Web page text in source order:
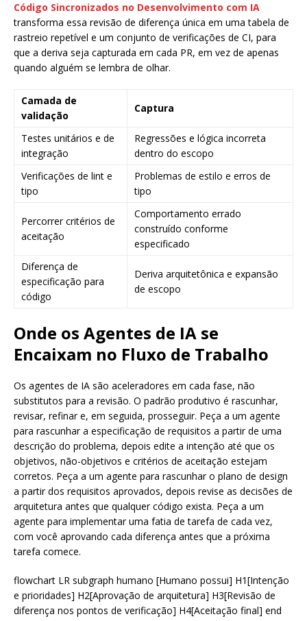
Código Sincronizados no Desenvolvimento com IA
transforma essa revisão de diferença única em uma tabela de
rastreio repetível e um conjunto de verificações de CI, para
que a deriva seja capturada em cada PR, em vez de apenas
quando alguém se lembra de olhar.
Camada de
validação
Captura
Testes unitários e de
integração
Regressões e lógica incorreta
dentro do escopo
Verificações de lint e
tipo
Problemas de estilo e erros de
tipo
Percorrer critérios de
aceitação
Comportamento errado
construído conforme
especificado
Diferença de
especificação para
código
Deriva arquitetônica e expansão
de escopo
Onde os Agentes de IA se
Encaixam no Fluxo de Trabalho
Os agentes de IA são aceleradores em cada fase, não
substitutos para a revisão. O padrão produtivo é rascunhar,
revisar, refinar e, em seguida, prosseguir. Peça a um agente
para rascunhar a especificação de requisitos a partir de uma
descrição do problema, depois edite a intenção até que os
objetivos, não-objetivos e critérios de aceitação estejam
corretos. Peça a um agente para rascunhar o plano de design
a partir dos requisitos aprovados, depois revise as decisões de
arquitetura antes que qualquer código exista. Peça a um
agente para implementar uma fatia de tarefa de cada vez,
com você aprovando cada diferença antes que a próxima
tarefa comece.
flowchart LR subgraph humano [Humano possui] H1[Intenção
e prioridades] H2[Aprovação de arquitetura] H3[Revisão de
diferença nos pontos de verificação] H4[Aceitação final] end